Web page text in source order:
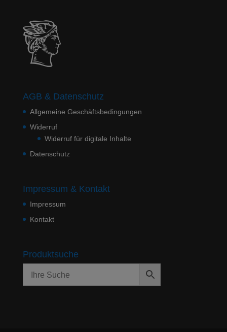
AGB & Datenschutz
Allgemeine Geschäftsbedingungen
Widerruf
Widerruf für digitale Inhalte
Datenschutz
Impressum & Kontakt
Impressum
Kontakt
Produktsuche